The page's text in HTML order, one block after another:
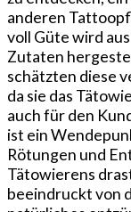
anderen
voll Güte wird
Zutaten
schätzten diese
da sie das
auch für den
ist ein
Rötungen und
Tätowierens
beeindruckt von